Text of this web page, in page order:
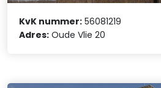
KvK nummer: 56081219
Adres: Oude Vlie 20